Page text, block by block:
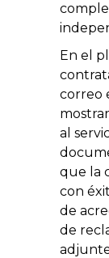
En el
correo
al
que la
con
de
de